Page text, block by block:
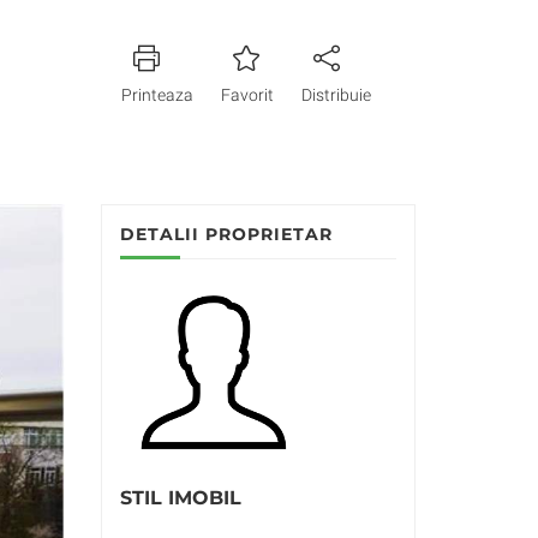
Printeaza Favorit Distribuie
DETALII PROPRIETAR
STIL IMOBIL